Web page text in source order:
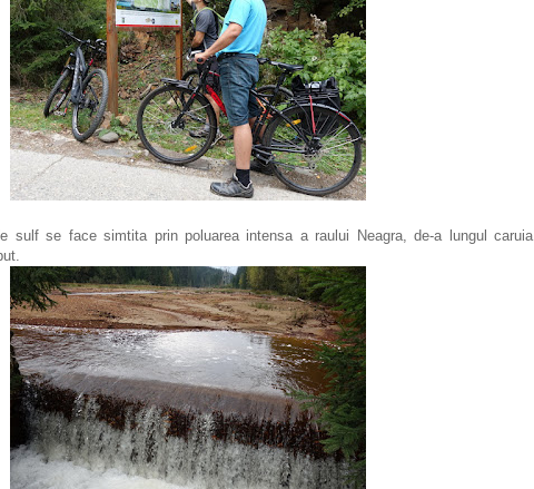
sulf se face simtita prin poluarea intensa a raului Neagra, de-a lungul caruia